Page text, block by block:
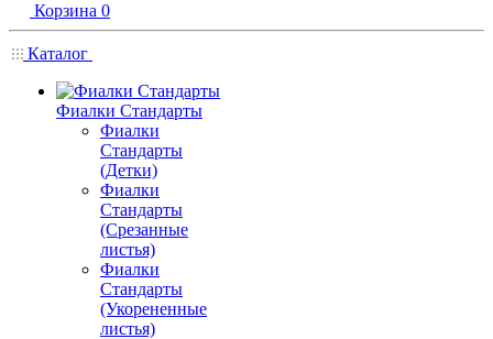
Корзина 0
Каталог
Фиалки Стандарты
Фиалки
Стандарты
(Детки)
Фиалки
Стандарты
(Срезанные
листья)
Фиалки
Стандарты
(Укорененные
листья)